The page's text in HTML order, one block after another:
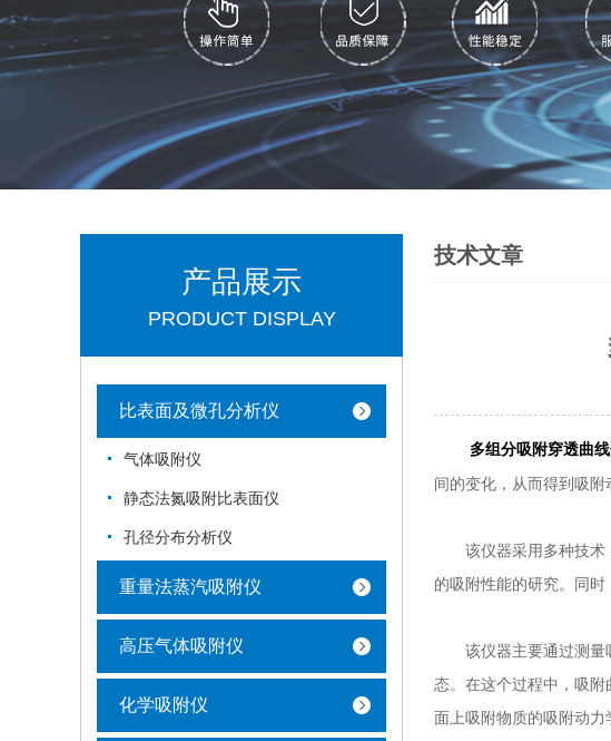
产品展示
PRODUCT DISPLAY
比表面及微孔分析仪
气体吸附仪
静态法氮吸附比表面仪
孔径分布分析仪
重量法蒸汽吸附仪
高压气体吸附仪
化学吸附仪
技术文章
多组分吸附穿透曲
间的变化，从而得到吸附
该仪器采用多种技术，
的吸附性能的研究。同时
该仪器主要通过测量吸
态。在这个过程中，吸
面上吸附物质的吸附动力